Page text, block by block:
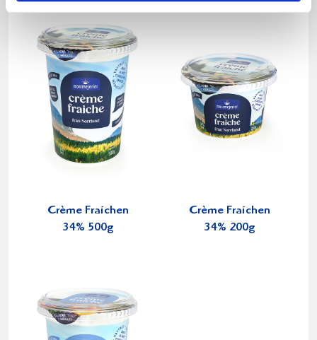
Crème Fraichen
34% 500g
Crème Fraichen
34% 200g